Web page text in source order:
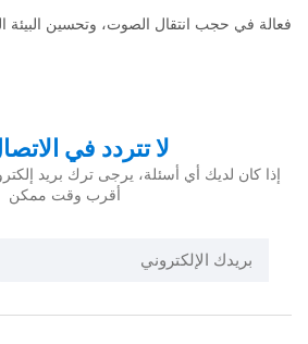
فعالة في حجب انتقال الصوت، وتحسين البيئة
لا تتردد في
إذا كان لديك أي أسئلة، يرجى ترك بريد
أقرب وقت ممكن